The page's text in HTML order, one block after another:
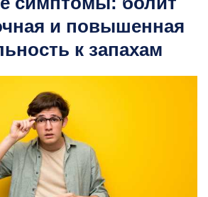
и повышенная
к запахам